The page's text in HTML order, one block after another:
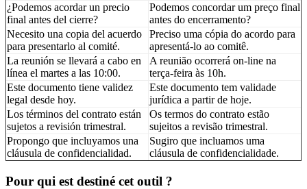
¿Podemos acordar un precio
final antes del cierre?
Podemos concordar um preço final
antes do encerramento?
Necesito una copia del acuerdo
para presentarlo al comité.
Preciso uma cópia do acordo para
apresentá-lo ao comitê.
La reunión se llevará a cabo en
línea el martes a las 10:00.
A reunião ocorrerá on-line na
terça-feira às 10h.
Este documento tiene validez
legal desde hoy.
Este documento tem validade
jurídica a partir de hoje.
Los términos del contrato están
sujetos a revisión trimestral.
Os termos do contrato estão
sujeitos a revisão trimestral.
Propongo que incluyamos una
cláusula de confidencialidad.
Sugiro que incluamos uma
cláusula de confidencialidade.
Pour qui est destiné cet outil ?